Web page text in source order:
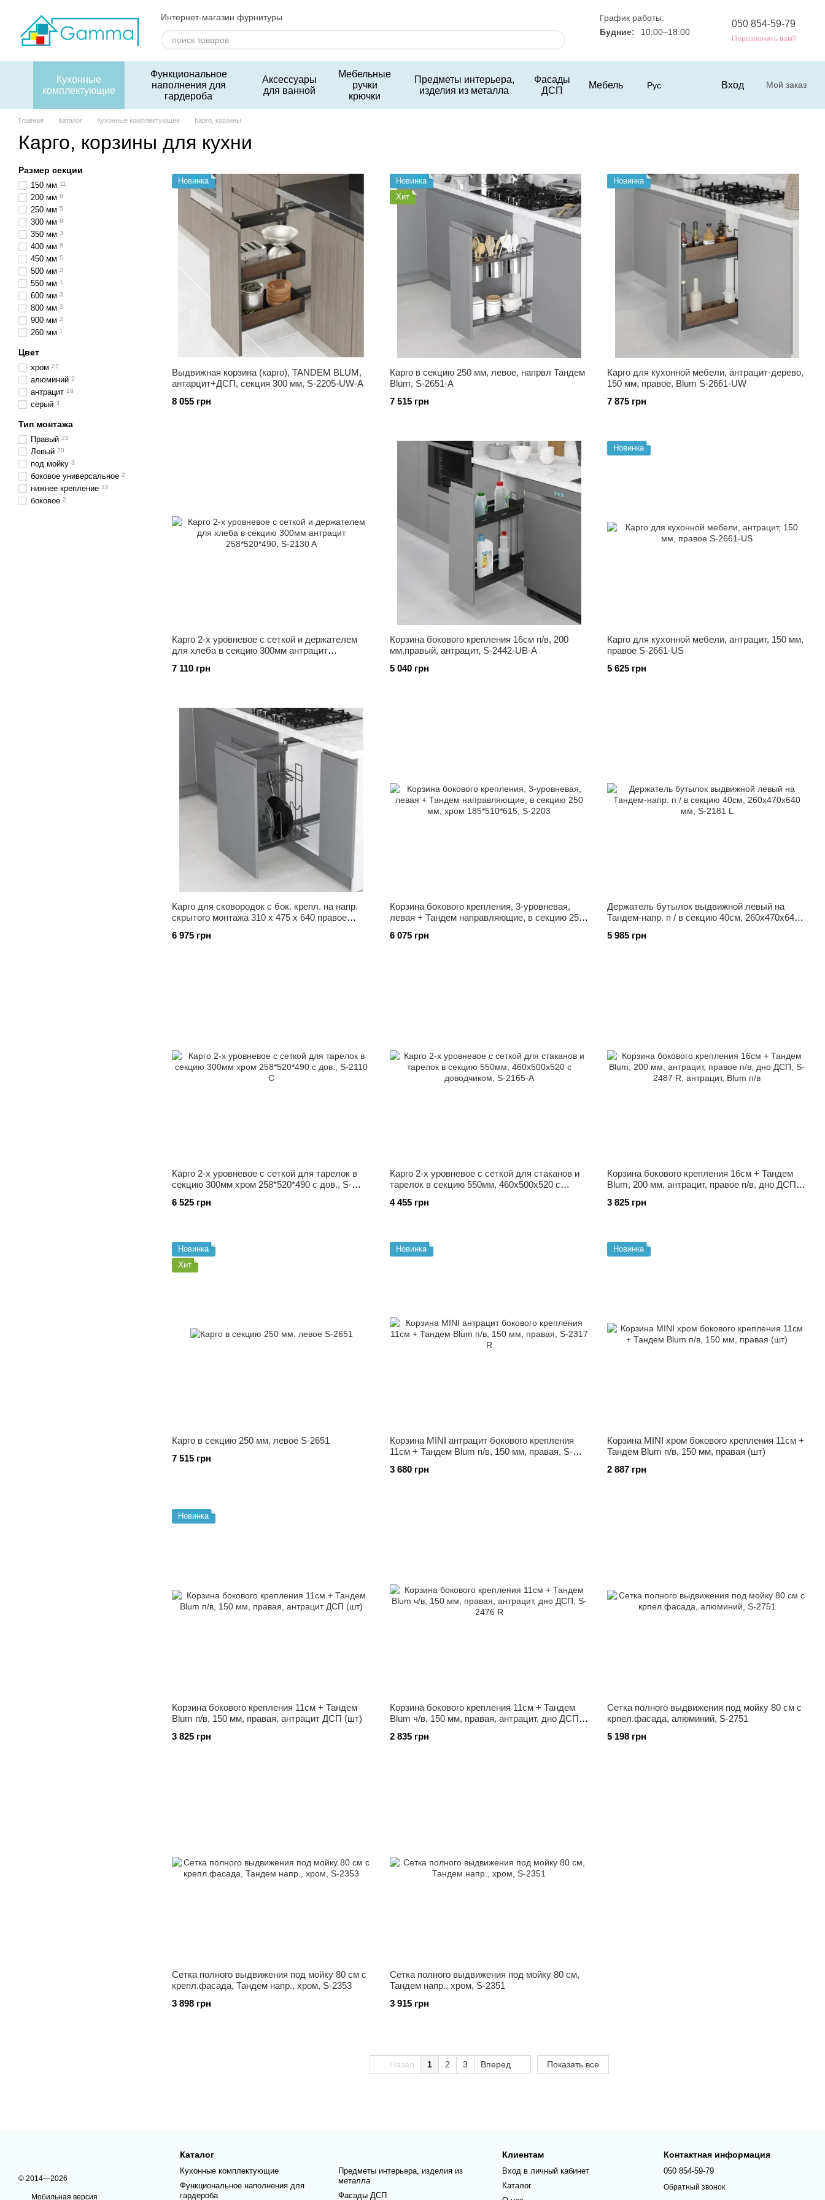
Интернет-магазин фурнитуры
График работы:
Будние:
10:00–18:00
050 854-59-79
Перезвонить вам?
Кухонные
комплектующие
Функциональное
наполнения для
гардероба
Аксессуары
для ванной
Мебельные
ручки
крючки
Предметы интерьера,
изделия из металла
Фасады
ДСП
Мебель Рус Вход Мой заказ
Главная Каталог Кухонные комплектующие Карго, корзины
Карго, корзины для кухни
Новинка
Выдвижная корзина (карго), TANDEM BLUM,
антарцит+ДСП, секция 300 мм, S-2205-UW-A
8 055 грн
Новинка
Хит
Карго в секцию 250 мм, левое, напрвл Тандем
Blum, S-2651-А
7 515 грн
Новинка
Карго для кухонной мебели, антрацит-дерево,
150 мм, правое, Blum S-2661-UW
7 875 грн
Карго 2-х уровневое с сеткой и держателем
для хлеба в секцию 300мм антрацит
7 110 грн
Корзина бокового крепления 16см п/в, 200
мм,правый, антрацит, S-2442-UB-А
5 040 грн
Новинка
Карго для кухонной мебели, антрацит, 150 мм,
правое S-2661-US
5 625 грн
Карго для сковородок с бок. крепл. на напр.
скрытого монтажа 310 x 475 x 640 правое
6 975 грн
Корзина бокового крепления, 3-уровневая,
левая + Тандем направляющие, в секцию 250
6 075 грн
Держатель бутылок выдвижной левый на
Тандем-напр. п / в секцию 40см, 260х470х640
5 985 грн
Карго 2-х уровневое с сеткой для тарелок в
секцию 300мм хром 258*520*490 с дов., S-
6 525 грн
Карго 2-х уровневое с сеткой для стаканов и
тарелок в секцию 550мм, 460х500х520 с
4 455 грн
Корзина бокового крепления 16см + Тандем
Blum, 200 мм, антрацит, правое п/в, дно ДСП,
3 825 грн
Новинка
Хит
Карго в секцию 250 мм, левое S-2651
7 515 грн
Новинка
Корзина MINI антрацит бокового крепления
11см + Тандем Blum п/в, 150 мм, правая, S-
3 680 грн
Новинка
Корзина MINI хром бокового крепления 11см +
Тандем Blum п/в, 150 мм, правая (шт)
2 887 грн
Новинка
Корзина бокового крепления 11см + Тандем
Blum п/в, 150 мм, правая, антрацит ДСП (шт)
3 825 грн
Корзина бокового крепления 11см + Тандем
Blum ч/в, 150 мм, правая, антрацит, дно ДСП,
2 835 грн
Сетка полного выдвижения под мойку 80 см с
крпел.фасада, алюминий, S-2751
5 198 грн
Сетка полного выдвижения под мойку 80 см с
крепл.фасада, Тандем напр., хром, S-2353
3 898 грн
Сетка полного выдвижения под мойку 80 см,
Тандем напр., хром, S-2351
3 915 грн
Назад 1 2 3 Вперед Показать все
Размер секции
150 мм 11
200 мм 8
250 мм 5
300 мм 8
350 мм 3
400 мм 6
450 мм 5
500 мм 3
550 мм 1
600 мм 3
800 мм 3
900 мм 2
260 мм 1
Цвет
хром 22
алюминий 2
антрацит 18
серый 3
Тип монтажа
Правый 22
Левый 20
под мойку 3
боковое универсальное 2
нижнее крепление 12
боковое 2
© 2014—2026
Мобильная версия
Каталог
Кухонные комплектующие
Функциональное наполнения для
гардероба
Предметы интерьера, изделия из
металла
Фасады ДСП
Клиентам
Вход в личный кабинет
Каталог
Контактная информация
050 854-59-79
Обратный звонок